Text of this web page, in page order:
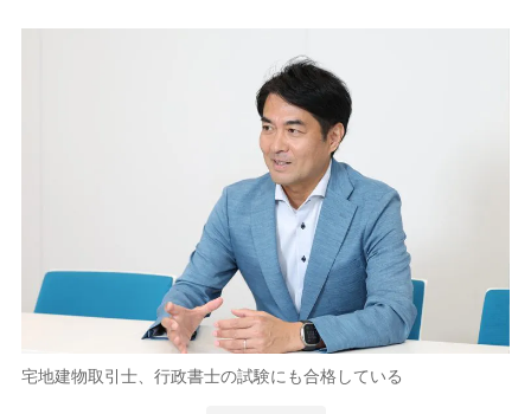
宅地建物取引士、行政書士の試験にも合格している